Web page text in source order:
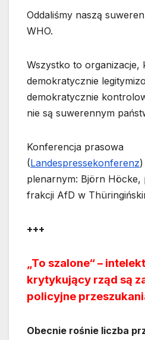
Oddaliśmy naszą
WHO.
Wszystko to organizacje,
demokratycznie
demokratycznie
nie są suwerennym
Konferencja prasowa
(Landespressekonferenz
plenarnym: Björn Höcke,
frakcji AfD w
+++
„To szalone“ –
krytykujący rząd są
policyjne
Obecnie rośnie liczba